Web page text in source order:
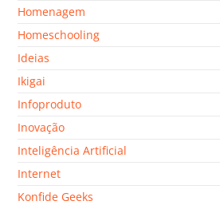
Homenagem
Homeschooling
Ideias
Ikigai
Infoproduto
Inovação
Inteligência Artificial
Internet
Konfide Geeks